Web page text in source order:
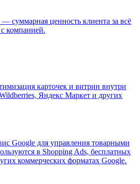
суммарная ценность клиента за всё
компанией.
карточек и витрин внутри
Яндекс Маркет и других
Google для управления товарными
в Shopping Ads, бесплатных
коммерческих форматах Google.